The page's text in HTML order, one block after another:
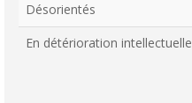
Désorientés
En détérioration intellectuelle